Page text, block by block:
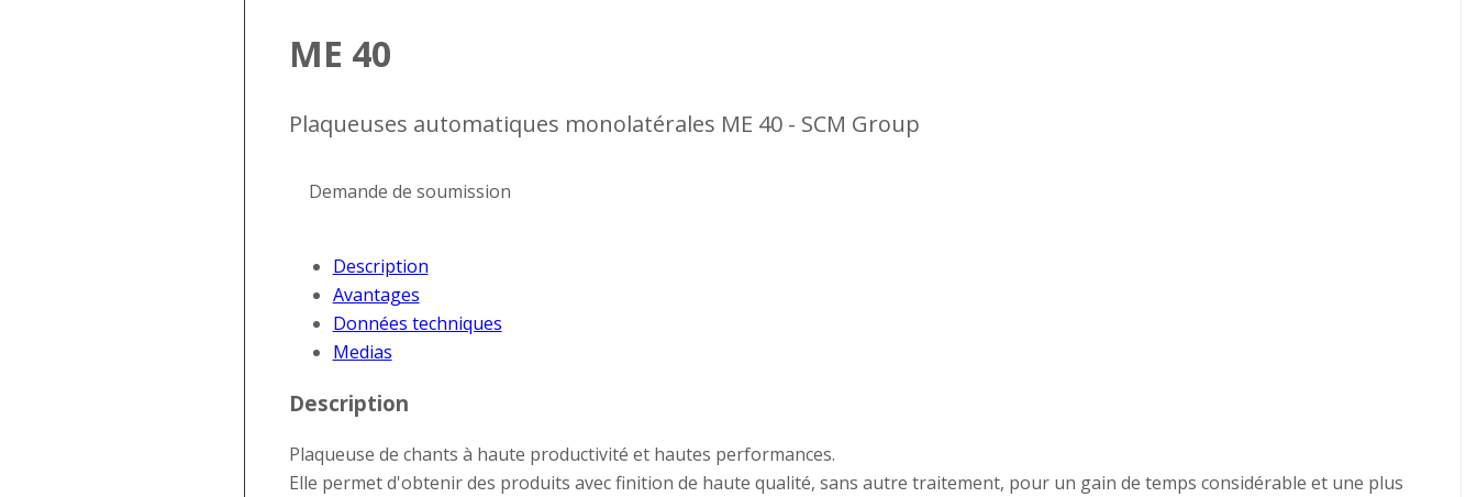
ME 40
Plaqueuses automatiques monolatérales ME 40 - SCM Group
Demande de soumission
Description
Avantages
Données techniques
Medias
Description
Plaqueuse de chants à haute productivité et hautes performances.
Elle permet d'obtenir des produits avec finition de haute qualité, sans autre traitement, pour un gain de temps considérable et une plus